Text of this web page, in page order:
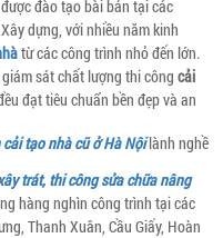
đào tạo bài bản tại các
dựng, với nhiều năm kinh
từ các công trình nhỏ đến lớn.
sát chất lượng thi công cải
đạt tiêu chuẩn bền đẹp và an
tạo nhà cũ ở Hà Nộilành nghề
trát, thi công sửa chữa nâng
hàng nghìn công trình tại các
Thanh Xuân, Cầu Giấy, Hoàn